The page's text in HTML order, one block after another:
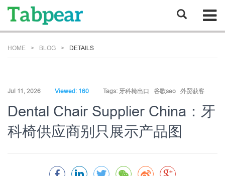
HOME BLOG DETAILS
Jul 11, 2026 Viewed: 160 Tags: 牙科椅出口 谷歌seo 外贸获客
Dental Chair Supplier China：牙
科椅供应商别只展示产品图